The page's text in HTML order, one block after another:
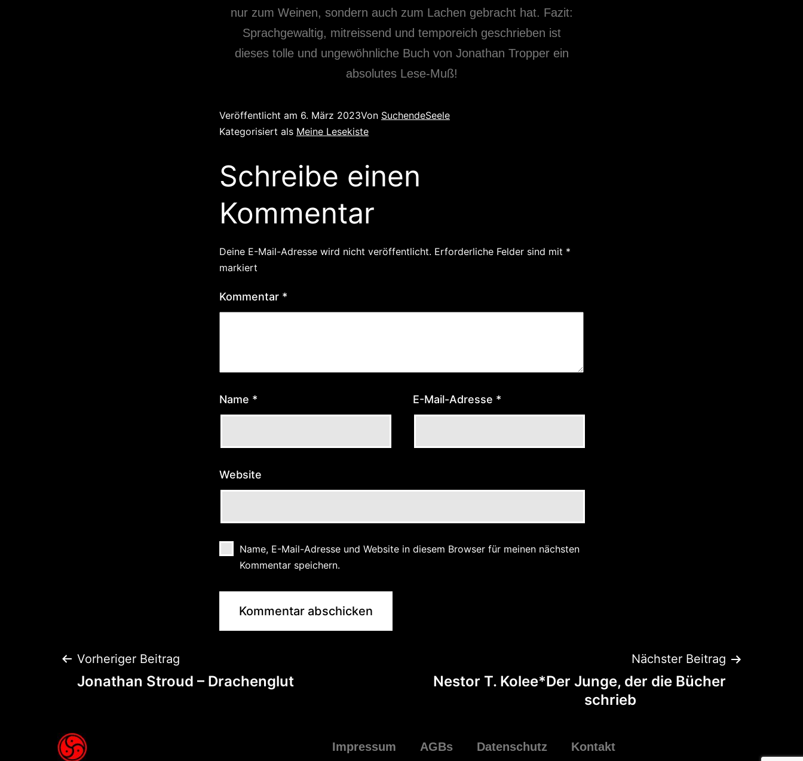
nur zum Weinen, sondern auch zum Lachen gebracht hat. Fazit:
Sprachgewaltig, mitreissend und temporeich geschrieben ist
dieses tolle und ungewöhnliche Buch von Jonathan Tropper ein
absolutes Lese-Muß!
Veröffentlicht am 6. März 2023Von SuchendeSeele
Kategorisiert als Meine Lesekiste
Schreibe einen
Kommentar
Deine E-Mail-Adresse wird nicht veröffentlicht. Erforderliche Felder sind mit *
markiert
Kommentar *
Name * E-Mail-Adresse *
Website
Name, E-Mail-Adresse und Website in diesem Browser für meinen nächsten
Kommentar speichern.
Vorheriger Beitrag
Jonathan Stroud – Drachenglut
Nächster Beitrag
Nestor T. Kolee*Der Junge, der die Bücher
schrieb
Impressum AGBs Datenschutz Kontakt